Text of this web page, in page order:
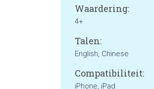
Waardering:
4+
Talen:
English, Chinese
Compatibiliteit:
iPhone, iPad